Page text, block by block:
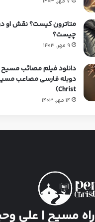
متاترون کیست؟ نقش او
چیست؟
9 مهر, 1403
دانلود فیلم مصائب
Christ)
14 مهر, 1403
راه مسیح | علی